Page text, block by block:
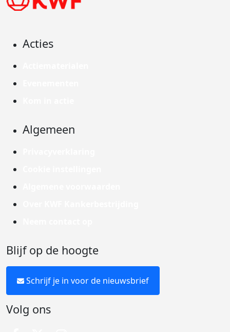
Acties
Algemeen
Blijf op de hoogte
Schrijf je in voor de nieuwsbrief
Volg ons